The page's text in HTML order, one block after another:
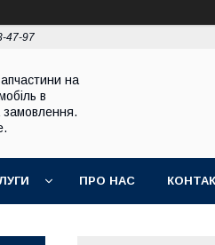
47-97
на
в
замовлення.
ПРО НАС